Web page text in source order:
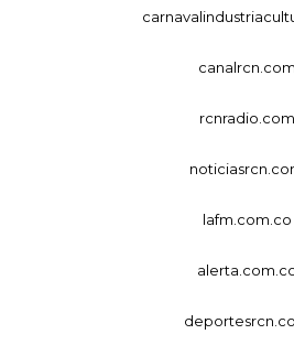
canalrcn.com
rcnradio.com
lafm.com.co